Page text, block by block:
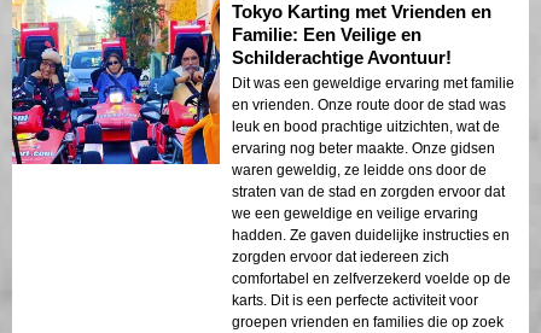
verkennen. De combinatie van
adembenemende uitzichten, opwindend
karten en deskundige begeleiding maakte
dit een onvergetelijke ervaring. We raden
deze tour ten zeerste aan voor iedereen
die op zoek is naar een unieke en
spannende avontuur in Tokyo. Cruisen van
Tokyo Bay naar Tokyo Tower op een go-
kart.
Tokyo Karting met Vrienden en
Familie: Een Veilige en
Schilderachtige Avontuur!
Dit was een geweldige ervaring met familie
en vrienden. Onze route door de stad was
leuk en bood prachtige uitzichten, wat de
ervaring nog beter maakte. Onze gidsen
waren geweldig, ze leidde ons door de
straten van de stad en zorgden ervoor dat
we een geweldige en veilige ervaring
hadden. Ze gaven duidelijke instructies en
zorgden ervoor dat iedereen zich
comfortabel en zelfverzekerd voelde op de
karts. Dit is een perfecte activiteit voor
groepen vrienden en families die op zoek